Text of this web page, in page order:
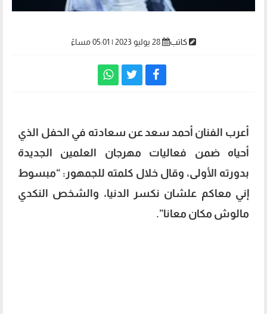
كاتب
أعرب الفنان أحمد سعد عن سعادته في الحفل الذي
أحياه ضمن فعاليات مهرجان العلمين الجديدة
بدورته الأولى، وقال خلال كلمته للجمهور: “مبسوط
إني معاكم علشان نكسر الدنيا، والشخص النكدي
مالوش مكان معانا”.